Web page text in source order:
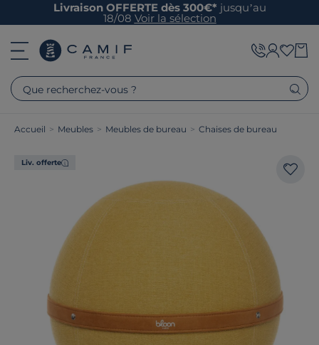
Livraison OFFERTE dès 300€* jusqu’au
18/08 Voir la sélection
Que recherchez-vous ?
Accueil > Meubles > Meubles de bureau > Chaises de bureau
Liv. offerte